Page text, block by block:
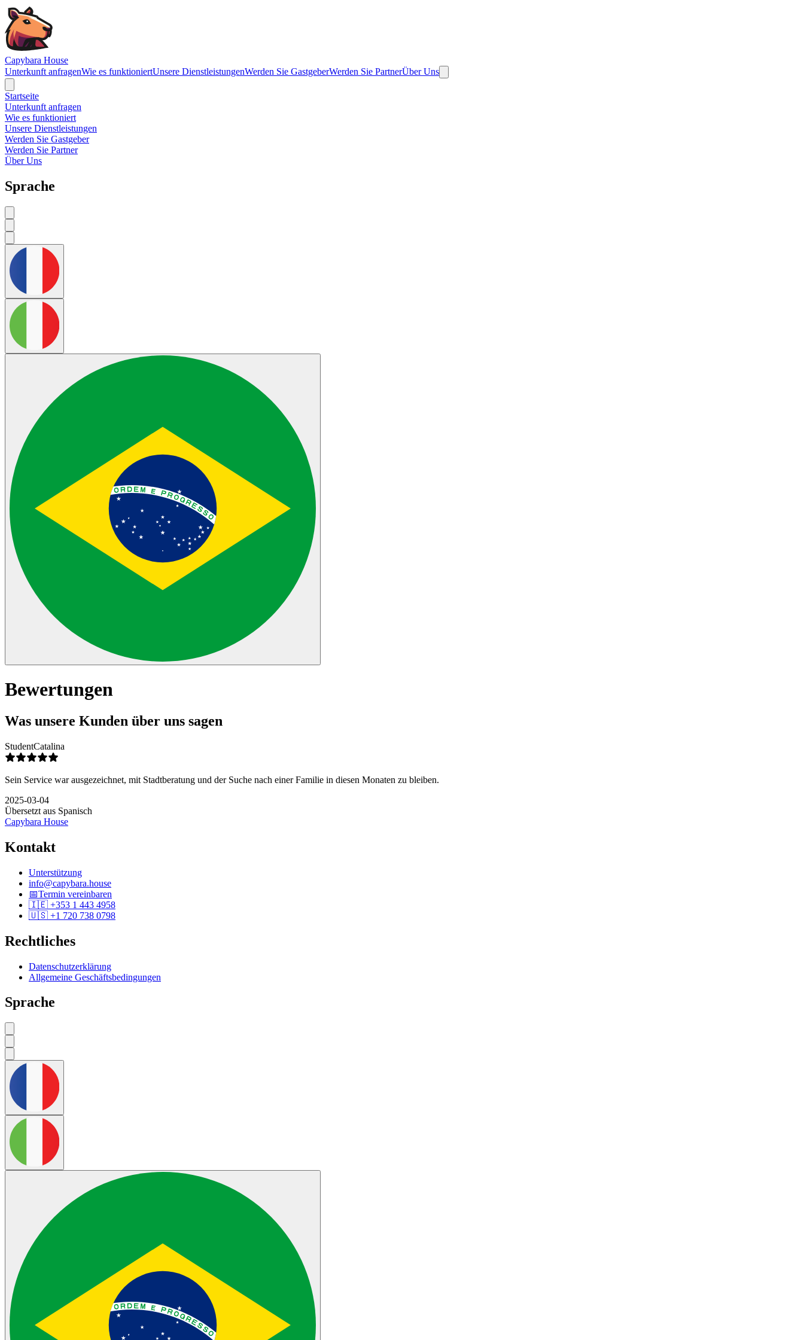
Navigated to Capybara House - Reviews
Capybara House
Unterkunft anfragenWie es funktioniertUnsere DienstleistungenWerden Sie GastgeberWerden Sie PartnerÜber Uns
Startseite
Unterkunft anfragen
Wie es funktioniert
Unsere Dienstleistungen
Werden Sie Gastgeber
Werden Sie Partner
Über Uns
Sprache
Bewertungen
Was unsere Kunden über uns sagen
StudentCatalina
Sein Service war ausgezeichnet, mit Stadtberatung und der Suche nach einer Familie in diesen Monaten zu bleiben.
2025-03-04
Übersetzt aus Spanisch
Capybara House
Kontakt
Unterstützung
info@capybara.house
📅Termin vereinbaren
🇮🇪 +353 1 443 4958
🇺🇸 +1 720 738 0798
Rechtliches
Datenschutzerklärung
Allgemeine Geschäftsbedingungen
Sprache